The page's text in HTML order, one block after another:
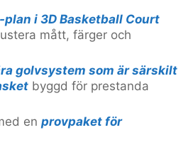
plan i 3D Basketball Court
mått, färger och
golvsystem som är särskilt
byggd för prestanda
en provpaket för